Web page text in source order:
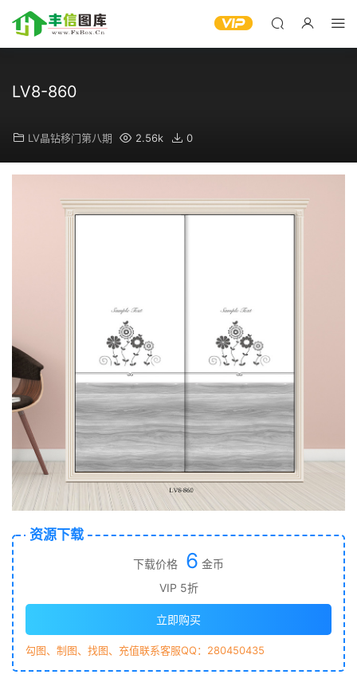
LV8-860
LV晶钻移门第八期 2.56k 0
资源下载
下载价格 6 金币
VIP 5折
立即购买
勾图、制图、找图、充值联系客服QQ：280450435